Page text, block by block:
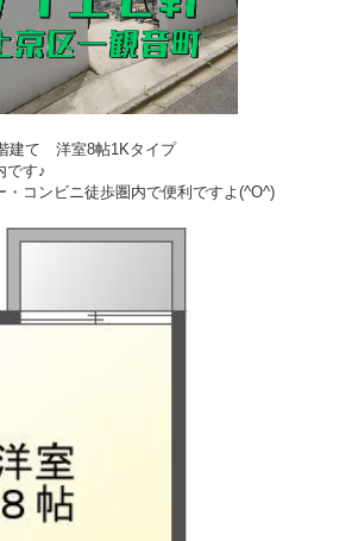
建て　洋室8帖1Kタイプ
です♪
コンビニ徒歩圏内で便利ですよ(^O^)